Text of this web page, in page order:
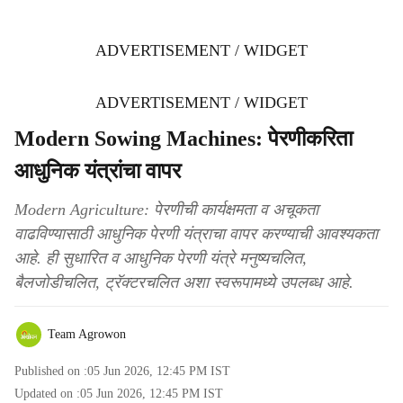
ADVERTISEMENT / WIDGET
ADVERTISEMENT / WIDGET
Modern Sowing Machines: पेरणीकरिता
आधुनिक यंत्रांचा वापर
Modern Agriculture: पेरणीची कार्यक्षमता व अचूकता
वाढविण्यासाठी आधुनिक पेरणी यंत्राचा वापर करण्याची आवश्यकता
आहे. ही सुधारित व आधुनिक पेरणी यंत्रे मनुष्यचलित,
बैलजोडीचलित, ट्रॅक्टरचलित अशा स्वरूपामध्ये उपलब्ध आहे.
Team Agrowon
Published on :05 Jun 2026, 12:45 PM IST
Updated on :05 Jun 2026, 12:45 PM IST